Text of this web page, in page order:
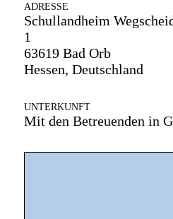
ADRESSE
Schullandheim
1
63619 Bad Orb
Hessen, Deutschland
UNTERKUNFT
Mit den Betreuenden in